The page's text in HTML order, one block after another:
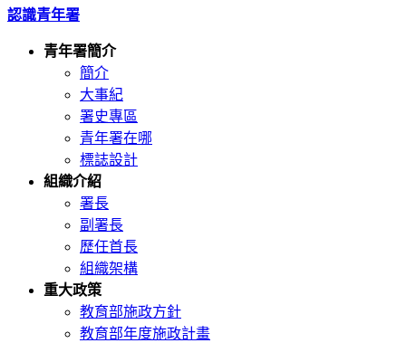
認識青年署
青年署簡介
簡介
大事紀
署史專區
青年署在哪
標誌設計
組織介紹
署長
副署長
歷任首長
組織架構
重大政策
教育部施政方針
教育部年度施政計畫